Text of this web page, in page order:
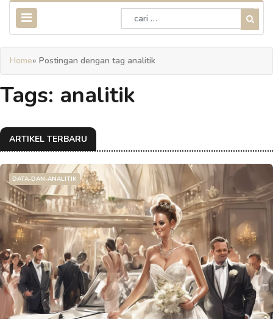
Home» Postingan dengan tag analitik
Tags: analitik
ARTIKEL TERBARU
DATA-DAN-ANALITIK